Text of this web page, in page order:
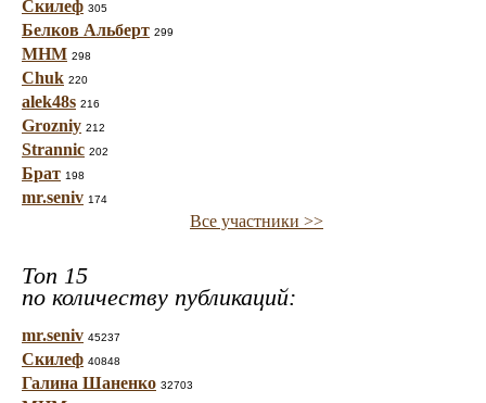
Скилеф 305
Белков Альберт 299
МНМ 298
Chuk 220
alek48s 216
Grozniy 212
Strannic 202
Брат 198
mr.seniv 174
Все участники >>
Топ 15
по количеству публикаций:
mr.seniv 45237
Скилеф 40848
Галина Шаненко 32703